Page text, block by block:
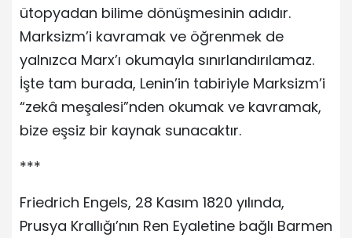
ütopyadan bilime dönüşmesinin adıdır.
Marksizm’i kavramak ve öğrenmek de
yalnızca Marx’ı okumayla sınırlandırılamaz.
İşte tam burada, Lenin’in tabiriyle Marksizm’i
“zekâ meşalesi”nden okumak ve kavramak,
bize eşsiz bir kaynak sunacaktır.
***
Friedrich Engels, 28 Kasım 1820 yılında,
Prusya Krallığı’nın Ren Eyaletine bağlı Barmen